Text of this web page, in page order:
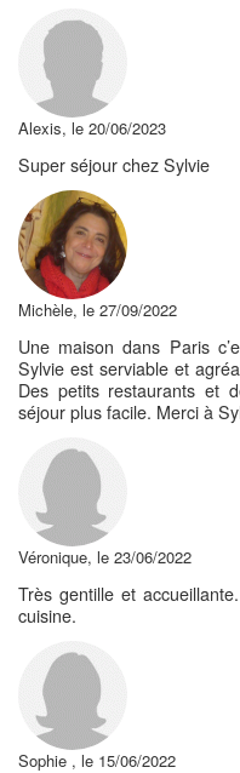
Alexis, le 20/06/2023
Super séjour chez Sylvie
Michèle, le 27/09/2022
Une maison dans Paris
Sylvie est serviable et
Des petits restaurants et
séjour plus facile. Merci à
Véronique, le 23/06/2022
Très gentille et
cuisine.
Sophie , le 15/06/2022